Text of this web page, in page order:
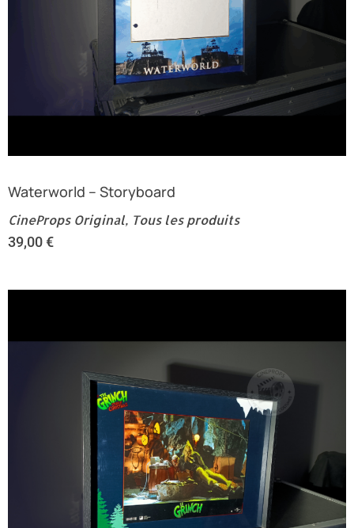
Waterworld – Storyboard
CineProps Original, Tous les produits
39,00€